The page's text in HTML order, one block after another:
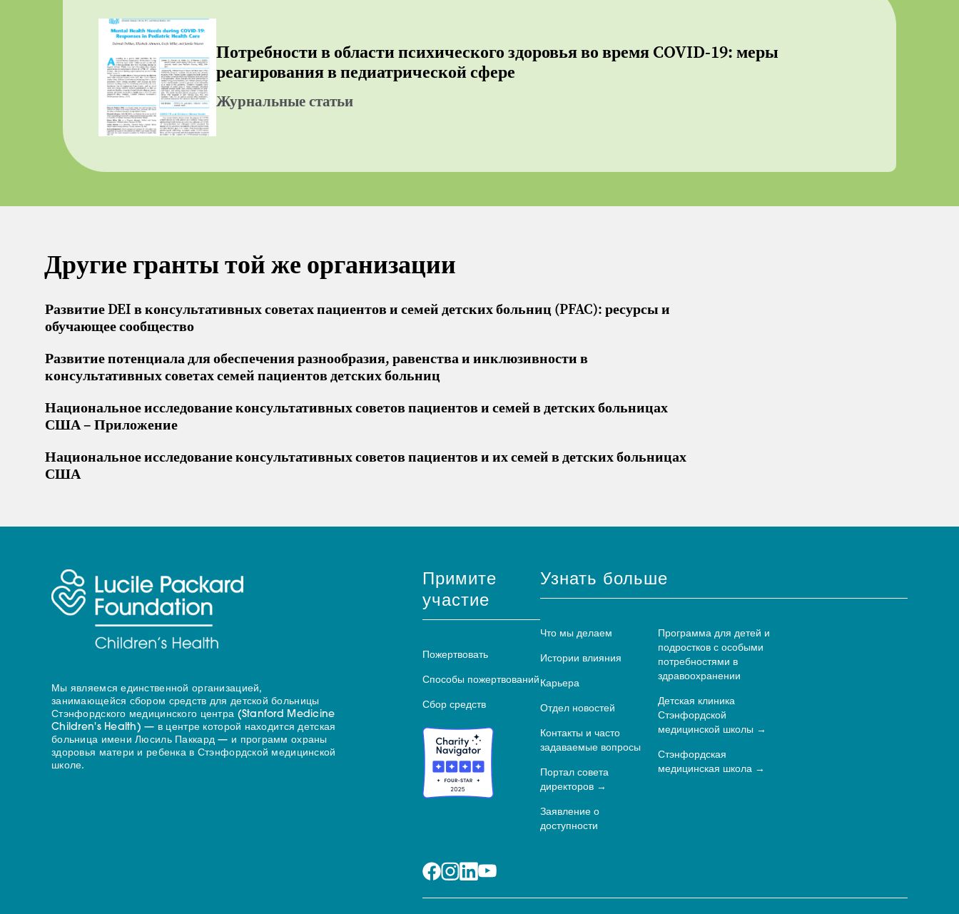
Потребности в области психического здоровья во время COVID-19: меры
реагирования в педиатрической сфере
Журнальные статьи
Другие гранты той же организации
Развитие DEI в консультативных советах пациентов и семей детских больниц (PFAC): ресурсы и
обучающее сообщество
Развитие потенциала для обеспечения разнообразия, равенства и инклюзивности в
консультативных советах семей пациентов детских больниц
Национальное исследование консультативных советов пациентов и семей в детских больницах
США – Приложение
Национальное исследование консультативных советов пациентов и их семей в детских больницах
США
Мы являемся единственной организацией,
занимающейся сбором средств для детской больницы
Стэнфордского медицинского центра (Stanford Medicine
Children's Health) — в центре которой находится детская
больница имени Люсиль Паккард — и программ охраны
здоровья матери и ребенка в Стэнфордской медицинской
школе.
Примите
участие
Пожертвовать
Способы пожертвований
Сбор средств
Узнать больше
Что мы делаем
Истории влияния
Карьера
Отдел новостей
Контакты и часто
задаваемые вопросы
Портал совета
директоров
Заявление о
доступности
Программа для детей и
подростков с особыми
потребностями в
здравоохранении
Детская клиника
Стэнфордской
медицинской школы
Стэнфордская
медицинская школа